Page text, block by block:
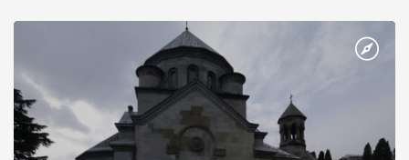
Херсонесі Володимир-язичник, став Василем-християнином.
А потім було Хрещення Русі. На честь Херсонесу Таврійського